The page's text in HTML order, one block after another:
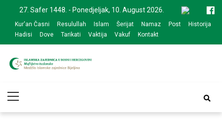
navigation
content
27. Safer 1448. - Ponedjeljak, 10. August 2026.
Kur'an Časni Resulullah Islam Šerijat Namaz Post
Historija
Hadisi
Dove Tarikati Vaktija Vakuf Kontakt
zajednice Bijeljina
Menu